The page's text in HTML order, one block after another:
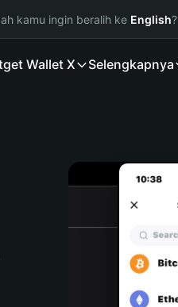
kamu ingin beralih ke English?
Wallet X Selengkapnya